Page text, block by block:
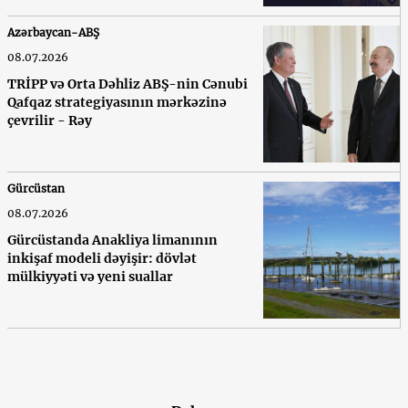
Azərbaycan-ABŞ
08.07.2026
TRİPP və Orta Dəhliz ABŞ-nin Cənubi
Qafqaz strategiyasının mərkəzinə
çevrilir - Rəy
Gürcüstan
08.07.2026
Gürcüstanda Anakliya limanının
inkişaf modeli dəyişir: dövlət
mülkiyyəti və yeni suallar